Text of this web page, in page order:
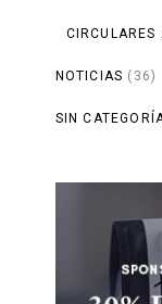
CIRCULARES
NOTICIAS (36)
SIN